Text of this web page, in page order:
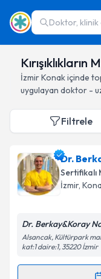
Doktor, klinik
İzmirKonakiçinde
uygulayan doktor -
Filtrele
Dr.
Sertifikalı
İzmir,
Dr. Berkay&Koray
Alsancak, Kültürpark
kat:1 daire:1, 35220 İzmir